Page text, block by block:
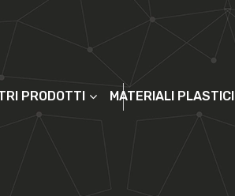
PRODOTTI MATERIALI PLASTICI